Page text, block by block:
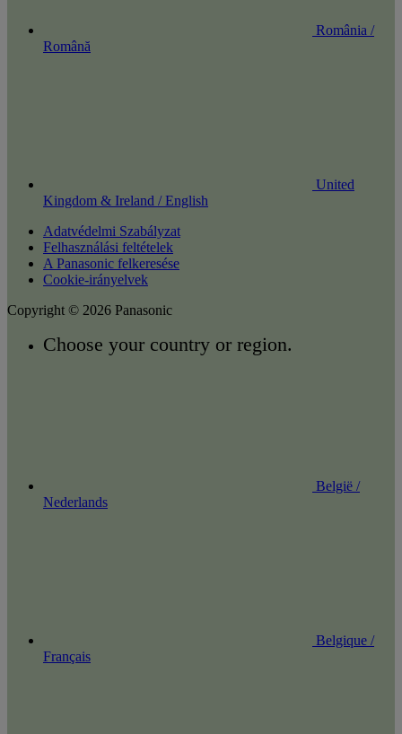
România /
Română
United
Kingdom & Ireland / English
Adatvédelmi Szabályzat
Felhasználási feltételek
A Panasonic felkeresése
Cookie-irányelvek
Copyright © 2026 Panasonic
Choose your country or region.
België /
Nederlands
Belgique /
Français